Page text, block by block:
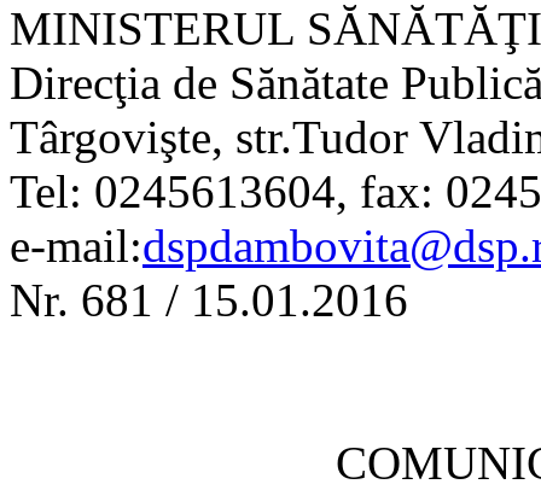
MINISTERUL
Direcţia de Sănătate
Târgovişte, str.Tudor
Tel: 0245613604, fax:
e-mail:
Nr. 681 / 15.01.2016